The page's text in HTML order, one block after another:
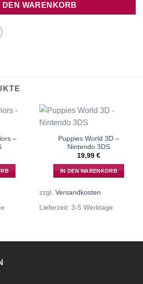
DEN WARENKORB
–
Puppies World 3D –
Nintendo 3DS
19,99 €
IN DEN WARENKORB
zzgl. Versandkosten
Lieferzeit: 3-5 Werktage